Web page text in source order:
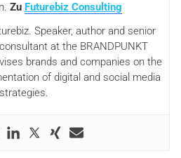
Zu Futurebiz Consulting
Speaker, author and senior
at the BRANDPUNKT
brands and companies on the
of digital and social media
strategies.